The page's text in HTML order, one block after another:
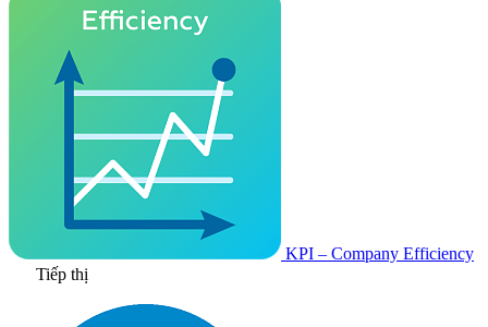
KPI – Company Efficiency
Tiếp thị